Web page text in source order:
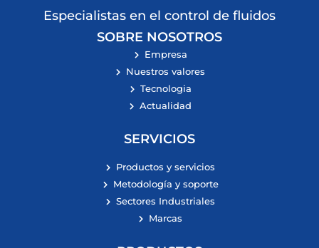
Especialistas en el control de fluidos
SOBRE NOSOTROS
Empresa
Nuestros valores
Tecnologia
Actualidad
SERVICIOS
Productos y servicios
Metodología y soporte
Sectores Industriales
Marcas